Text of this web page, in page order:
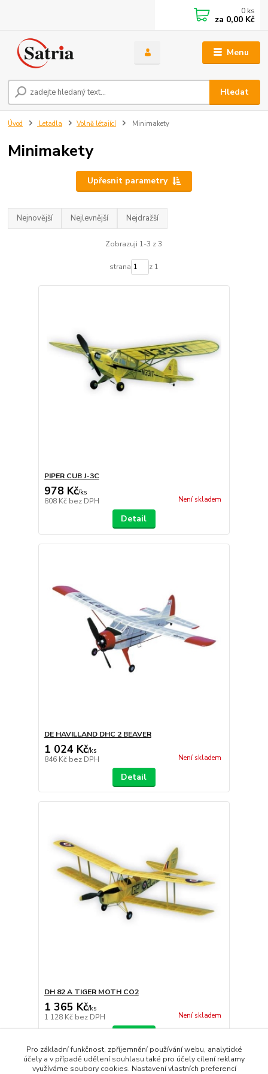
Menu
Hledat
0 ks
za 0,00 Kč
Úvod Letadla Volně létající Minimakety
Minimakety
Upřesnit parametry
Nejnovější Nejlevnější Nejdražší
Zobrazuji 1-3 z 3
strana z 1
PIPER CUB J-3C
978 Kč/ks
808 Kč bez DPH Není skladem
Detail
DE HAVILLAND DHC 2 BEAVER
1 024 Kč/ks
846 Kč bez DPH Není skladem
Detail
DH 82 A TIGER MOTH CO2
1 365 Kč/ks
1 128 Kč bez DPH Není skladem
Pro základní funkčnost, zpříjemnění používání webu, analytické
účely a v případě udělení souhlasu také pro účely cílení reklamy
využíváme soubory cookies. Nastavení vlastních preferencí